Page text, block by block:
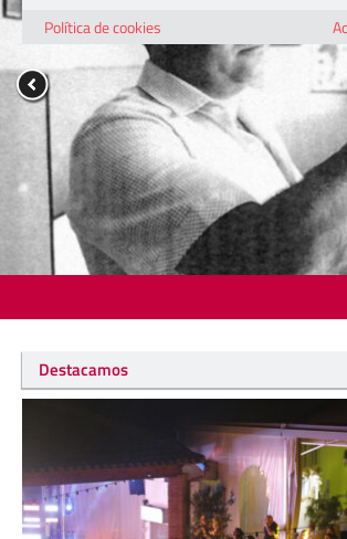
Destacamos
Política de cookies